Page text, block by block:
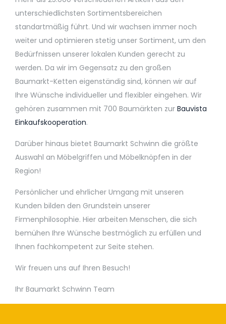
unterschiedlichsten Sortimentsbereichen
standartmäßig führt. Und wir wachsen immer noch
weiter und optimieren stetig unser Sortiment, um den
Bedürfnissen unserer lokalen Kunden gerecht zu
werden. Da wir im Gegensatz zu den großen
Baumarkt-Ketten eigenständig sind, können wir auf
Ihre Wünsche individueller und flexibler eingehen. Wir
gehören zusammen mit 700 Baumärkten zur Bauvista
Einkaufskooperation.
Darüber hinaus bietet Baumarkt Schwinn die größte
Auswahl an Möbelgriffen und Möbelknöpfen in der
Region!
Persönlicher und ehrlicher Umgang mit unseren
Kunden bilden den Grundstein unserer
Firmenphilosophie. Hier arbeiten Menschen, die sich
bemühen Ihre Wünsche bestmöglich zu erfüllen und
Ihnen fachkompetent zur Seite stehen.
Wir freuen uns auf Ihren Besuch!
Ihr Baumarkt Schwinn Team